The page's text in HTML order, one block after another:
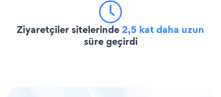
Ziyaretçiler sitelerinde2,5 kat daha uzun
süre geçirdi